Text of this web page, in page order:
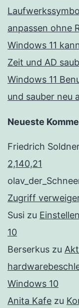
anpassen ohne
Windows 11
Zeit und AD
Windows 11
und sauber neu
Neueste
Friedrich
2,140,21
Zugriff
Susi zu
10
Berserkus zu
Windows 10
Anita Kafe zu